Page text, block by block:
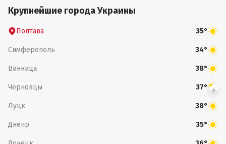
Крупнейшие города Украины
Полтава 35°
Симферополь 34°
Винница 38°
Черновцы 37°
Луцк 38°
Днепр 35°